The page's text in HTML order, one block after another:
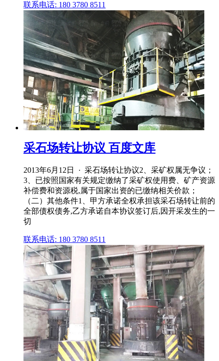
联系电话: 180 3780 8511
采石场转让协议 百度文库
2013年6月12日 · 采石场转让协议2、采矿权属无争议；
3、已按照国家有关规定缴纳了采矿权使用费、矿产资源
补偿费和资源税,属于国家出资的已缴纳相关价款；
（二）其他条件1、甲方承诺全权承担该采石场转让前的
全部债权债务,乙方承诺自本协议签订后,因开采发生的一
切
联系电话: 180 3780 8511